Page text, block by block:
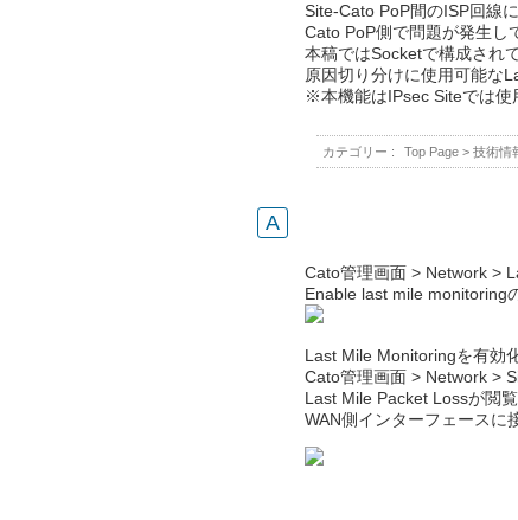
Site-Cato PoP間のISP回線
Cato PoP側で問題が発生し
本稿ではSocketで構成され
原因切り分けに使用可能な
※本機能はIPsec Siteでは使
カテゴリー : Top Page > 技術情
Cato管理画面 > Network >
Enable last mile monitoring
Last Mile Monitoringを有効
Cato管理画面 > Network >
Last Mile Packet Lossが閲
WAN側インターフェースに